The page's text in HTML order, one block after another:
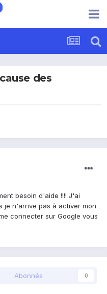
des
besoin d'aide !!!! J'ai
je n'arrive pas à activer mon
connecter sur Google vous
Abonnés 0